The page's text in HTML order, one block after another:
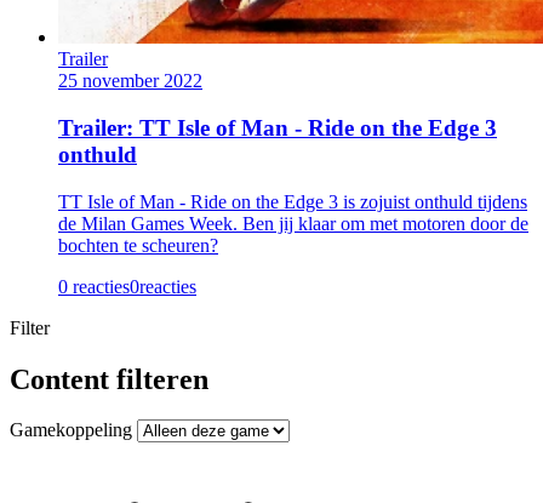
Trailer
25 november 2022
Trailer: TT Isle of Man - Ride on the Edge 3
onthuld
TT Isle of Man - Ride on the Edge 3 is zojuist onthuld tijdens
de Milan Games Week. Ben jij klaar om met motoren door de
bochten te scheuren?
0 reacties0reacties
Filter
Content filteren
Gamekoppeling